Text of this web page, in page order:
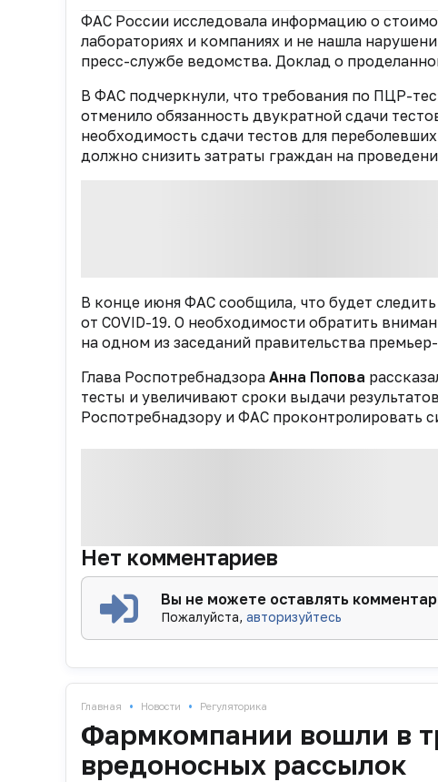
ФАС России исследовала информацию о
лабораториях и компаниях и не нашла
пресс-службе ведомства. Доклад о
В ФАС подчеркнули, что требования по ПЦР-
отменило обязанность двукратной сдачи
необходимость сдачи тестов для
должно снизить затраты граждан на
В конце июня ФАС сообщила, что будет
от COVID-19. О необходимости обратить
на одном из заседаний правительства
Глава Роспотребнадзора Анна Попова
тесты и увеличивают сроки выдачи
Роспотребнадзору и ФАС проконтролировать
Нет комментариев
Вы не можете оставлять
Пожалуйста,авторизуйтесь
Главная • Новости • Регуляторика
Фармкомпании вошли в
вредоносных рассылок